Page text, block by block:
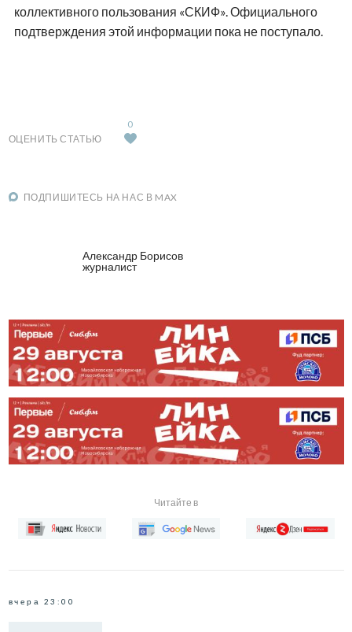
коллективного пользования «СКИФ». Официального
подтверждения этой информации пока не поступало.
ОЦЕНИТЬ СТАТЬЮ
0
ПОДПИШИТЕСЬ НА НАС В MAX
Александр Борисов
журналист
Читайте в
вчера 23:00